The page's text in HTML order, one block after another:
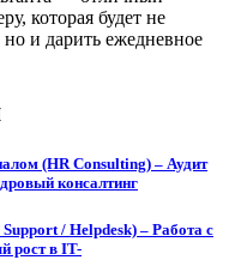
которая будет не
и дарить ежедневное
(HR Consulting) – Аудит
консалтинг
/ Helpdesk) – Работа с
рост в IT-